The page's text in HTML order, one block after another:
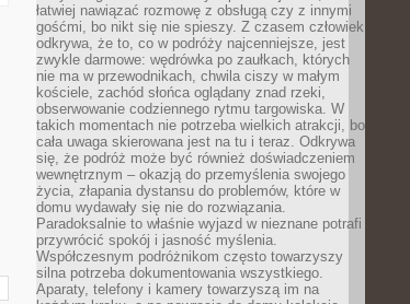
łatwiej nawiązać rozmowę z obsługą czy z innymi
gośćmi, bo nikt się nie spieszy. Z czasem człowiek
odkrywa, że to, co w podróży najcenniejsze, jest
zwykle darmowe: wędrówka po zaułkach, których
nie ma w przewodnikach, chwila ciszy w małym
kościele, zachód słońca oglądany znad rzeki,
obserwowanie codziennego rytmu targowiska. W
takich momentach nie potrzeba wielkich atrakcji, bo
cała uwaga skierowana jest na tu i teraz. Odkrywa
się, że podróż może być również doświadczeniem
wewnętrznym – okazją do przemyślenia swojego
życia, złapania dystansu do problemów, które w
domu wydawały się nie do rozwiązania.
Paradoksalnie to właśnie wyjazd w nieznane potrafi
przywrócić spokój i jasność myślenia.
Współczesnym podróżnikom często towarzyszy
silna potrzeba dokumentowania wszystkiego.
Aparaty, telefony i kamery towarzyszą im na